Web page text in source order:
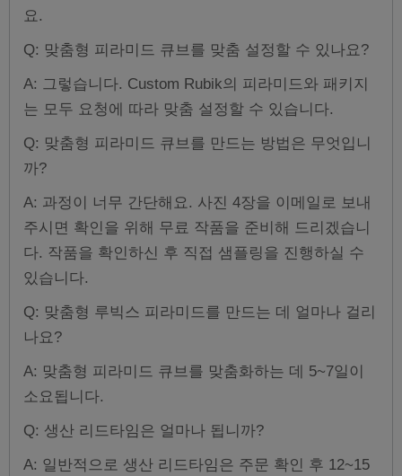
요.
Q: 맞춤형 피라미드 큐브를 맞춤 설정할 수 있나요?
A: 그렇습니다. Custom Rubik의 피라미드와 패키지
는 모두 요청에 따라 맞춤 설정할 수 있습니다.
Q: 맞춤형 피라미드 큐브를 만드는 방법은 무엇입니
까?
A: 과정이 너무 간단해요. 사진 4장을 이메일로 보내
주시면 확인을 위해 무료 작품을 준비해 드리겠습니
다. 작품을 확인하신 후 직접 샘플링을 진행하실 수
있습니다.
Q: 맞춤형 루빅스 피라미드를 만드는 데 얼마나 걸리
나요?
A: 맞춤형 피라미드 큐브를 맞춤화하는 데 5~7일이
소요됩니다.
Q: 생산 리드타임은 얼마나 됩니까?
A: 일반적으로 생산 리드타임은 주문 확인 후 12~15